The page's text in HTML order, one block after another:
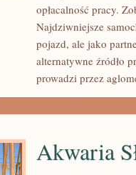
opłacalność pracy.
Najdziwniejsze
pojazd, ale jako
alternatywne źródło
prowadzi przez
Akwaria